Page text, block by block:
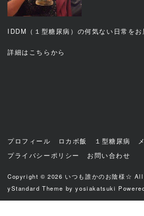
IDDM（１型糖尿病）の何気ない日常をお
詳細は こちら から
プロフィール ロカボ飯 １型糖尿病
プライバシーポリシー
お問い合わせ
Copyright © 2026 いつも誰かのお陰様☆ All
yStandard Theme byyosiakatsuki